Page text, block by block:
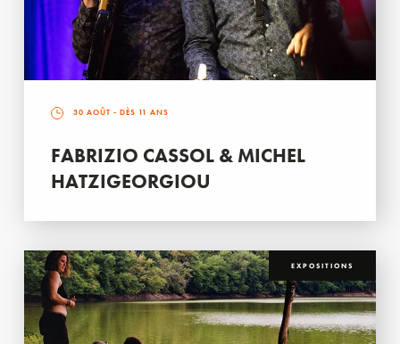
30 AOÛT - DÈS 11 ANS
FABRIZIO CASSOL & MICHEL
HATZIGEORGIOU
EXPOSITIONS